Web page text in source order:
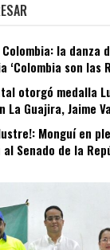
la danza
‘Colombia son las
otorgó medalla
La Guajira, Jaime
Monguí en
Senado de la